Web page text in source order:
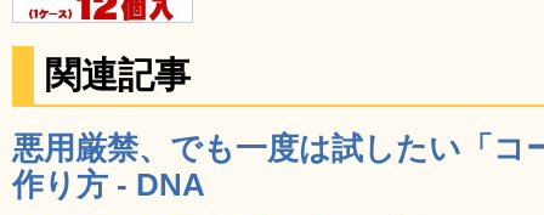
関連記事
悪用厳禁、でも一度は試したい「コ
作り方 - DNA